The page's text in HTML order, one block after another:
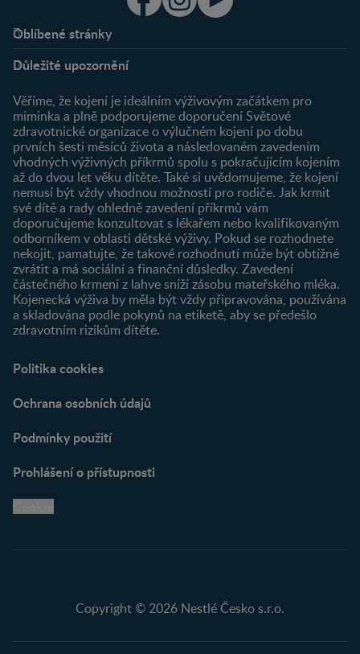
Oblíbené stránky
O nás
Můj účet
Registrace
Newsletter
Přihlášení
Produkty
Najít produkt
Důležité upozornění
Věříme, že kojení je ideálním výživovým začátkem pro
miminka a plně podporujeme doporučení Světové
zdravotnické organizace o výlučném kojení po dobu
prvních šesti měsíců života a následovaném zavedením
vhodných výživných příkrmů spolu s pokračujícím kojením
až do dvou let věku dítěte. Také si uvědomujeme, že kojení
nemusí být vždy vhodnou možností pro rodiče. Jak krmit
své dítě a rady ohledně zavedení příkrmů vám
doporučujeme konzultovat s lékařem nebo kvalifikovaným
odborníkem v oblasti dětské výživy. Pokud se rozhodnete
nekojit, pamatujte, že takové rozhodnutí může být obtížné
zvrátit a má sociální a finanční důsledky. Zavedení
částečného krmení z lahve sníží zásobu mateřského mléka.
Kojenecká výživa by měla být vždy připravována, používána
a skladována podle pokynů na etiketě, aby se předešlo
zdravotním rizikům dítěte.
Politika cookies
Ochrana osobních údajů
Podmínky použití
Prohlášení o přístupnosti
Copyright © 2026 Nestlé Česko s.r.o.